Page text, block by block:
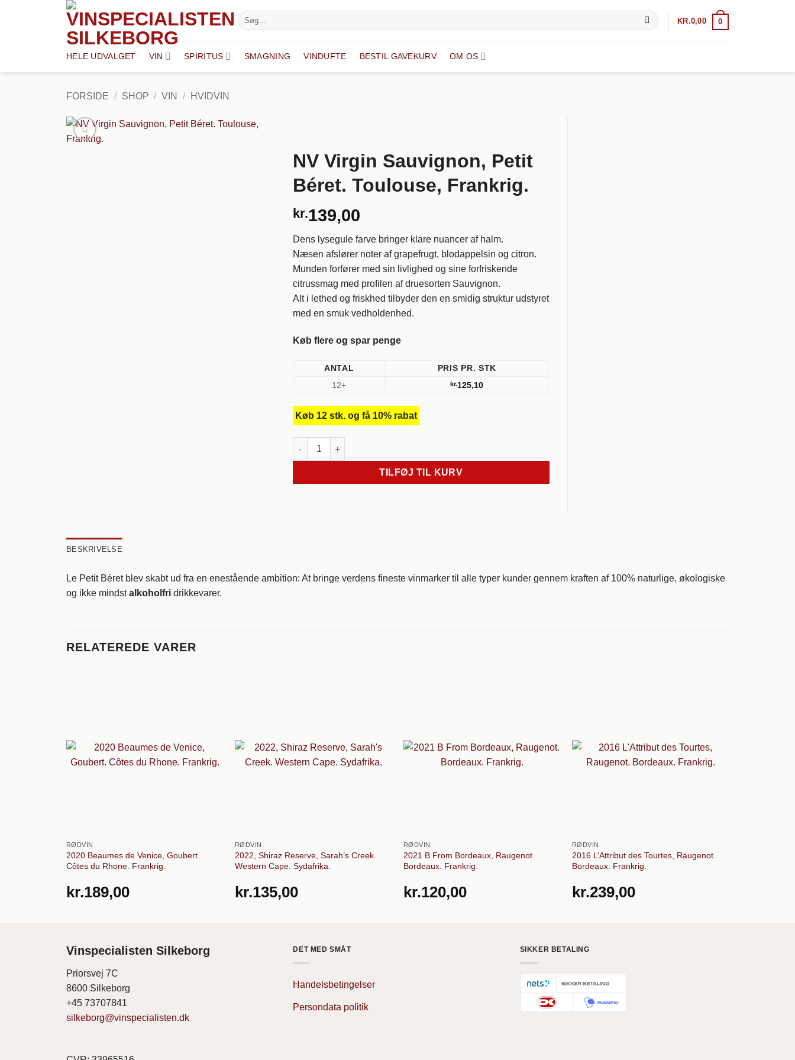
Søg
efter:
KR.0,00 0
HELE UDVALGET VIN SPIRITUS SMAGNING VINDUFTE BESTIL GAVEKURV OM OS
FORSIDE / SHOP / VIN / HVIDVIN
NV Virgin Sauvignon, Petit
Béret. Toulouse, Frankrig.
kr.139,00
Dens lysegule farve bringer klare nuancer af halm.
Næsen afslører noter af grapefrugt, blodappelsin og citron.
Munden forfører med sin livlighed og sine forfriskende
citrussmag med profilen af ​​druesorten Sauvignon.
Alt i lethed og friskhed tilbyder den en smidig struktur udstyret
med en smuk vedholdenhed.
Køb flere og spar penge
ANTAL
PRIS PR. STK
12+
kr.125,10
Køb 12 stk. og få 10% rabat
NV Virgin Sauvignon, Petit Béret. Toulouse, Frankrig. antal
TILFØJ TIL KURV
BESKRIVELSE
Le Petit Béret blev skabt ud fra en enestående ambition: At bringe verdens fineste vinmarker til alle typer kunder gennem kraften af ​​100% naturlige, økologiske
og ikke mindstalkoholfri drikkevarer.
RELATEREDE VARER
RØDVIN
2020 Beaumes de Venice, Goubert.
Côtes du Rhone. Frankrig.
kr.189,00
RØDVIN
2022, Shiraz Reserve, Sarah’s Creek.
Western Cape. Sydafrika.
kr.135,00
RØDVIN
2021 B From Bordeaux, Raugenot.
Bordeaux. Frankrig.
kr.120,00
RØDVIN
2016 L’Attribut des Tourtes, Raugenot.
Bordeaux. Frankrig.
kr.239,00
Vinspecialisten Silkeborg
Priorsvej 7C
8600 Silkeborg
+45 73707841
silkeborg@vinspecialisten.dk
DET MED SMÅT
Handelsbetingelser
Persondata politik
SIKKER BETALING